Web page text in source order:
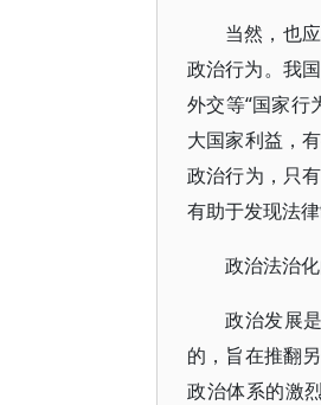
当然，也
政治行为。我
外交等“国家行
大国家利益，
政治行为，只
有助于发现法
政治法治
政治发展
的，旨在推翻
政治体系的激